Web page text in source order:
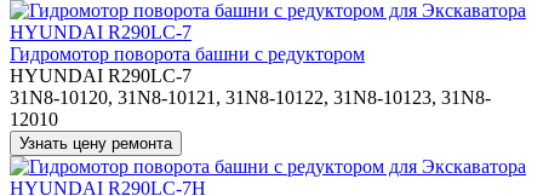
Гидромотор поворота башни с редуктором
HYUNDAI R290LC-7
31N8-10120, 31N8-10121, 31N8-10122, 31N8-10123, 31N8-
12010